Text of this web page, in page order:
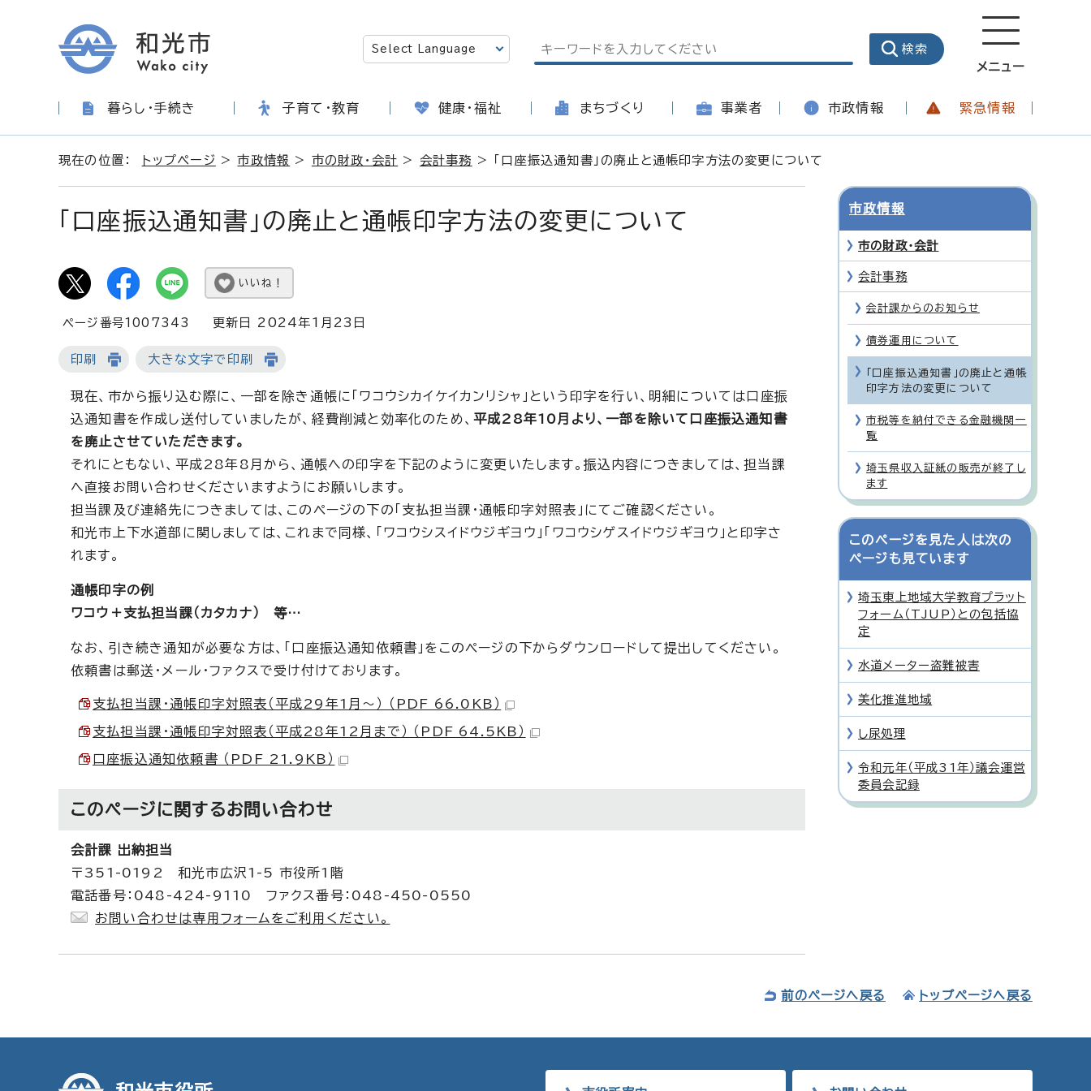
メニュー
暮らし・手続き 子育て・教育 健康・福祉 まちづくり 事業者 市政情報 緊急情報
現在の位置： トップページ >市政情報 > 市の財政・会計 > 会計事務 > 「口座振込通知書」の廃止と通帳印字方法の変更について
「口座振込通知書」の廃止と通帳印字方法の変更について
いいね！
ページ番号1007343 更新日 2024年1月23日
印刷 大きな文字で印刷
現在、市から振り込む際に、一部を除き通帳に「ワコウシカイケイカンリシャ」という印字を行い、明細については口座振
込通知書を作成し送付していましたが、経費削減と効率化のため、平成28年10月より、一部を除いて口座振込通知書
を廃止させていただきます。
それにともない、平成28年8月から、通帳への印字を下記のように変更いたします。振込内容につきましては、担当課
へ直接お問い合わせくださいますようにお願いします。
担当課及び連絡先につきましては、このページの下の「支払担当課・通帳印字対照表」にてご確認ください。
和光市上下水道部に関しましては、これまで同様、「ワコウシスイドウジギヨウ」「ワコウシゲスイドウジギヨウ」と印字さ
れます。
通帳印字の例
ワコウ＋支払担当課（カタカナ） 等…
なお、引き続き通知が必要な方は、「口座振込通知依頼書」をこのページの下からダウンロードして提出してください。
依頼書は郵送・メール・ファクスで受け付けております。
支払担当課・通帳印字対照表（平成29年1月～） （PDF 66.0KB）
支払担当課・通帳印字対照表（平成28年12月まで） （PDF 64.5KB）
口座振込通知依頼書 （PDF 21.9KB）
このページに関するお問い合わせ
会計課 出納担当
〒351-0192 和光市広沢1-5 市役所1階
電話番号：048-424-9110 ファクス番号：048-450-0550
お問い合わせは専用フォームをご利用ください。
市政情報
市の財政・会計
会計事務
会計課からのお知らせ
債券運用について
「口座振込通知書」の廃止と通帳
印字方法の変更について
市税等を納付できる金融機関一
覧
埼玉県収入証紙の販売が終了し
ます
このページを見た人は次の
ページも見ています
埼玉東上地域大学教育プラット
フォーム（TJUP）との包括協
定
水道メーター盗難被害
美化推進地域
し尿処理
令和元年（平成31年）議会運営
委員会記録
前のページへ戻る トップページへ戻る